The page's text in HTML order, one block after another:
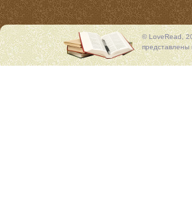
© LoveRead,
представлены